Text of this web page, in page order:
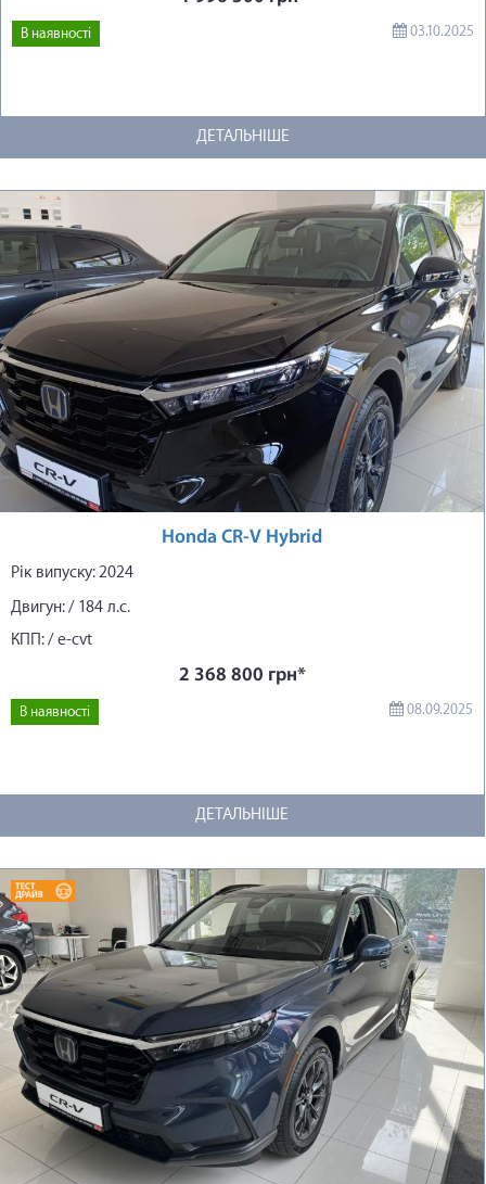
В наявності 03.10.2025
ДЕТАЛЬНІШЕ
Honda CR-V Hybrid
Рік випуску: 2024
Двигун: / 184 л.с.
КПП: / e-cvt
2 368 800 грн*
В наявності 08.09.2025
ДЕТАЛЬНІШЕ